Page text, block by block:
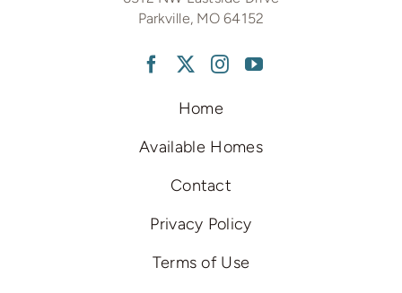
Parkville, MO 64152
Home
Available Homes
Contact
Privacy Policy
Terms of Use